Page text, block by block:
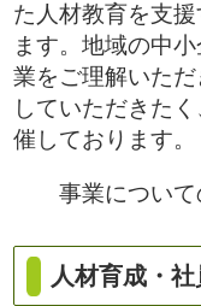
た人材教育を支
ます。地域の中
業をご理解いた
していただきた
催しております。
事業について
人材育成・